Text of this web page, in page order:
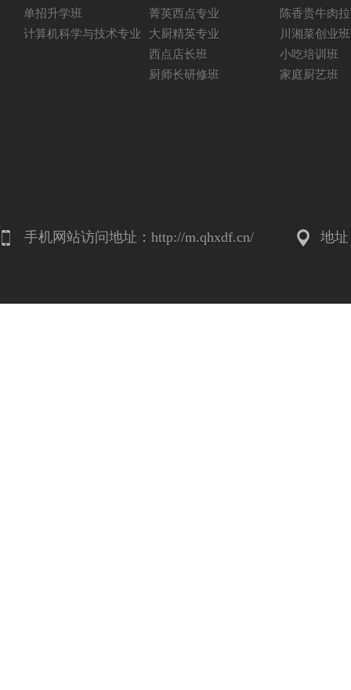
单招升学班
计算机科学与技术专业
菁英西点专业
大厨精英专业
西点店长班
厨师长研修班
陈香贵牛肉
川湘菜创业班
小吃培训班
家庭厨艺班
手机网站访问地址：http://m.qhxdf.cn/ 地